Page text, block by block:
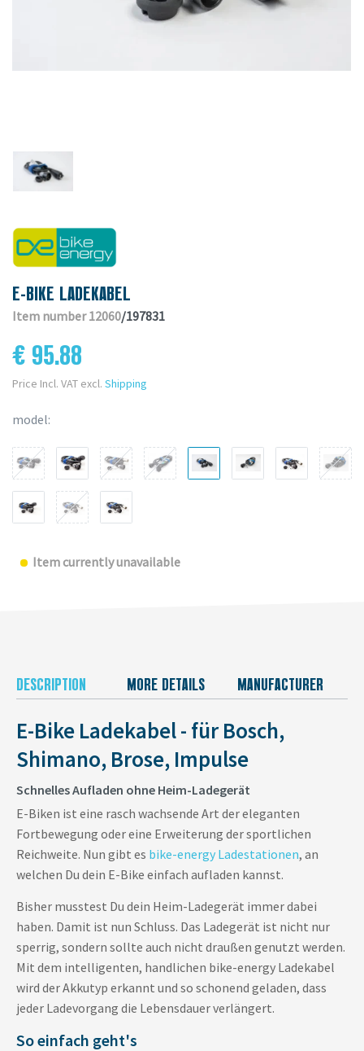
E-BIKE LADEKABEL
Item number 12060/197831
€ 95.88
Price Incl. VAT excl. Shipping
model:
Item currently unavailable
DESCRIPTION MORE DETAILS MANUFACTURER
E-Bike Ladekabel - für Bosch,
Shimano, Brose, Impulse
Schnelles Aufladen ohne Heim-Ladegerät
E-Biken ist eine rasch wachsende Art der eleganten
Fortbewegung oder eine Erweiterung der sportlichen
Reichweite. Nun gibt es bike-energy Ladestationen, an
welchen Du dein E-Bike einfach aufladen kannst.
Bisher musstest Du dein Heim-Ladegerät immer dabei
haben. Damit ist nun Schluss. Das Ladegerät ist nicht nur
sperrig, sondern sollte auch nicht draußen genutzt werden.
Mit dem intelligenten, handlichen bike-energy Ladekabel
wird der Akkutyp erkannt und so schonend geladen, dass
jeder Ladevorgang die Lebensdauer verlängert.
So einfach geht's